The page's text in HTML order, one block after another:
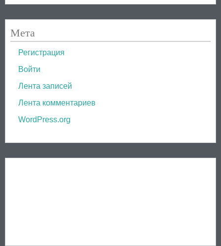
Мета
Регистрация
Войти
Лента записей
Лента комментариев
WordPress.org